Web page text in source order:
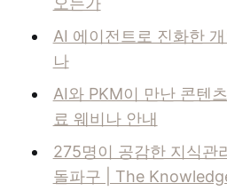
AI 에이전트로 진화한
나
AI와 PKM이 만난 콘텐
료 웨비나 안내
275명이 공감한 지식관
돌파구 | The